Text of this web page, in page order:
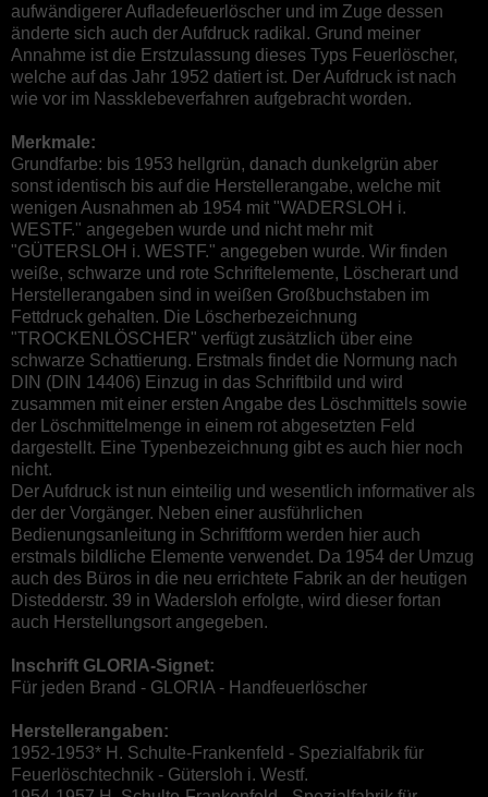
aufwändigerer Aufladefeuerlöscher und im Zuge dessen
änderte sich auch der Aufdruck radikal. Grund meiner
Annahme ist die Erstzulassung dieses Typs Feuerlöscher,
welche auf das Jahr 1952 datiert ist. Der Aufdruck ist nach
wie vor im Nassklebeverfahren aufgebracht worden.
Merkmale:
Grundfarbe: bis 1953 hellgrün, danach dunkelgrün aber
sonst identisch bis auf die Herstellerangabe, welche mit
wenigen Ausnahmen ab 1954 mit "WADERSLOH i.
WESTF." angegeben wurde und nicht mehr mit
"GÜTERSLOH i. WESTF." angegeben wurde. Wir finden
weiße, schwarze und rote Schriftelemente, Löscherart und
Herstellerangaben sind in weißen Großbuchstaben im
Fettdruck gehalten. Die Löscherbezeichnung
"TROCKENLÖSCHER" verfügt zusätzlich über eine
schwarze Schattierung. Erstmals findet die Normung nach
DIN (DIN 14406) Einzug in das Schriftbild und wird
zusammen mit einer ersten Angabe des Löschmittels sowie
der Löschmittelmenge in einem rot abgesetzten Feld
dargestellt. Eine Typenbezeichnung gibt es auch hier noch
nicht.
Der Aufdruck ist nun einteilig und wesentlich informativer als
der der Vorgänger. Neben einer ausführlichen
Bedienungsanleitung in Schriftform werden hier auch
erstmals bildliche Elemente verwendet. Da 1954 der Umzug
auch des Büros in die neu errichtete Fabrik an der heutigen
Distedderstr. 39 in Wadersloh erfolgte, wird dieser fortan
auch Herstellungsort angegeben.
Inschrift GLORIA-Signet:
Für jeden Brand - GLORIA - Handfeuerlöscher
Herstellerangaben:
1952-1953* H. Schulte-Frankenfeld - Spezialfabrik für
Feuerlöschtechnik - Gütersloh i. Westf.